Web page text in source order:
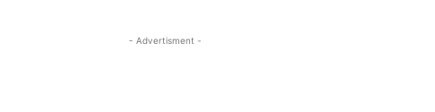
- Advertisment -